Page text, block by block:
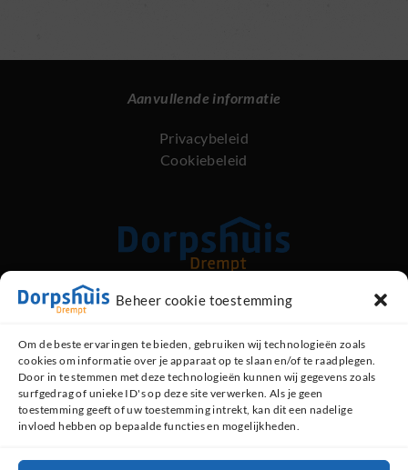
Beheer cookie toestemming
Om de beste ervaringen te bieden, gebruiken wij technologieën zoals
cookies om informatie over je apparaat op te slaan en/of te raadplegen.
Door in te stemmen met deze technologieën kunnen wij gegevens zoals
surfgedrag of unieke ID's op deze site verwerken. Als je geen
toestemming geeft of uw toestemming intrekt, kan dit een nadelige
invloed hebben op bepaalde functies en mogelijkheden.
Aanvullende informatie
Privacybeleid
Cookiebeleid
Kerkstraat 89, 6996 AG Drempt
Contact opnemen
0313 - 47 13 48 (dorpshuis)
06 - 519 35 793 (beheerder)